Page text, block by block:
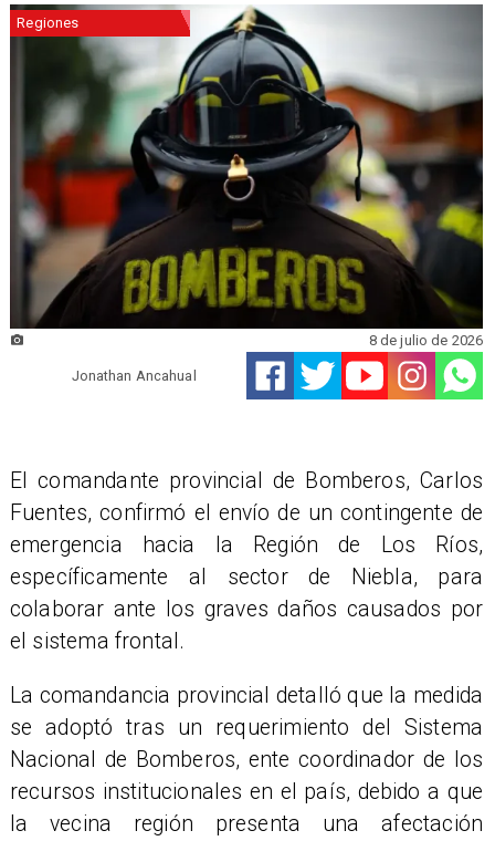
Regiones
Jonathan Ancahual
8 de julio de 2026
El comandante provincial de Bomberos, Carlos
Fuentes, confirmó el envío de un contingente de
emergencia hacia la Región de Los Ríos,
específicamente al sector de Niebla, para
colaborar ante los graves daños causados por
el sistema frontal.
​La comandancia provincial detalló que la medida
se adoptó tras un requerimiento del Sistema
Nacional de Bomberos, ente coordinador de los
recursos institucionales en el país, debido a que
la vecina región presenta una afectación